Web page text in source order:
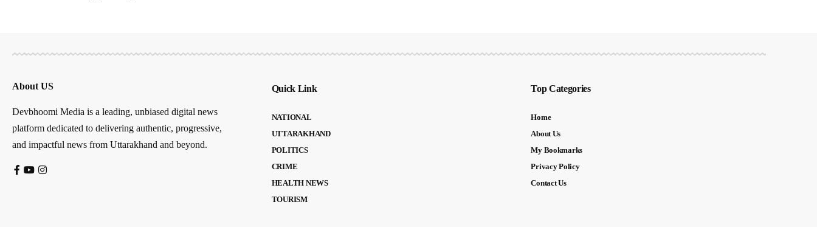
About US
Devbhoomi Media is a leading, unbiased digital news
platform dedicated to delivering authentic, progressive,
and impactful news from Uttarakhand and beyond.
Quick Link
NATIONAL
UTTARAKHAND
POLITICS
CRIME
HEALTH NEWS
TOURISM
Top Categories
Home
About Us
My Bookmarks
Privacy Policy
Contact Us